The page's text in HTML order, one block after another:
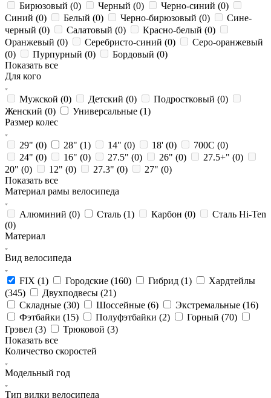
Бирюзовый (0) Черный (0) Черно-синий (0)
Синий (0) Белый (0) Черно-бирюзовый (0)
Сине-
черный (0) Салатовый (0) Красно-белый (0)
Оранжевый (0) Серебристо-синий (0)
Серо-оранжевый
(0) Пурпурный (0) Бордовый (0)
Показать все
Для кого
Мужской (0) Детский (0) Подростковый (0)
Женский (0) Универсальные (1)
Размер колес
29" (0) 28" (1) 14" (0) 18' (0) 700C (0)
24" (0) 16" (0) 27.5" (0) 26" (0) 27.5+" (0)
20" (0) 12" (0) 27.3" (0) 27" (0)
Показать все
Материал рамы велосипеда
Алюминий (0) Сталь (1) Карбон (0)
Сталь Hi-Ten
(0)
Материал
Вид велосипеда
FIX (1) Городские (160) Гибрид (1)
Хардтейлы
(345) Двухподвесы (21)
Складные (30) Шоссейные (6) Экстремальные (16)
Фэтбайки (15) Полуфэтбайки (2) Горный (70)
Грэвел (3) Трюковой (3)
Показать все
Количество скоростей
Модельный год
Тип вилки велосипеда